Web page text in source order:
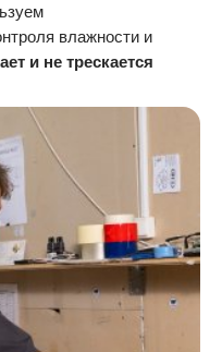
влажности и
и не трескается